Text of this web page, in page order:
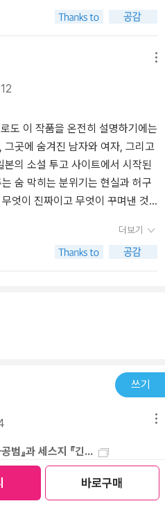
바로구매
장소에 관하여’를 읽고 다같이
느장소에대하여 #긴키지방 #세스
공포 #소설 #서평 #책리뷰 #책읽기
, 심령 스폿 방문 콘텐츠를 촬영
일 등 전혀 무관해 보이는 기묘한
다. 그곳에 있는 것은 무엇인가. 왜
는 왜 이 이야기를 읽는가.작가는
사이트 ‘가쿠요무’에 긴키 지방의
담을 한 편씩 올리기 시작했다. 4
를 중심으로 크게 화제가 되었
간되기에 이른다. 허구를 사실처
법을 영리하게 활용하였는데, 이는
기를 자아내는 가운데 소설 속 이
다. 그리고 이야기가 막바지에 이
의 공포와 맞닥뜨리게 된다. 너무
하다가 꽤 정교하게 내용을 구성
런 기분이 들게 만든 그 짜임새 있
대체 무슨 일이지? 라는 궁금증이
? 라는 궁금증도 커지고. 여름에 읽
운 게 불안해서 전등 스위치에 손이
러
들로 실마리를 얻는지, 혹은 점점
만 재미라는 게 확실하고 그 기이한
기의 분위기에 어울리는, 온라인
학적에서는 무척이나 유효한 장치
가 사실 허구이기에 그게 무슨 큰
지만 작가의 실력에 따라 현실과
힘이 다르니 제대로 걸려 들면 공
시키는데 이만한 것은 없을 듯 하
나아가서는 신뢰?를 유도할 수
식적으로 집어넣는 효과가 있지
밀착시켜 즐기는 사람들은 없을
한 내용이 반복되어도 이 거리감에
하지 않을까.​개인적으로 시라이시
아니었다면 이 책을 구입해보지는
라는 작품으로 대표되듯 모큐멘터
에서 다루어지는 형식이나 틀이
데 그가 이 소설의 감독이라하니 영
(호러)영화의 경우에는 타 장르들
라이시 코지의 특기인 *파운드 푸
팬이라.. 더더욱...기대가 가득차 있
행방불명된 촬영자가 남긴, 또는
화 장르 및 기법으로 모큐멘터리
을 조성함, 시라이시 코지의 특기
인 효과를 발생시키는 파운드 푸티
트로써의 물리적인 지표(소설 끝
도 이 작품을 온전히 설명하기에는
곳에 숨겨진 남자와 여자, 그리고
의 소설 투고 사이트에서 시작된
숨 막히는 분위기는 현실과 허구
엇이 진짜이고 무엇이 꾸며낸 것
. 자신은 오컬트 잡지와 괴담 잡지
동료인 오자와가 실종되었다는
라는 지역과 관련된 기사와
러난다.▫️호러물을 그다지 즐기지
시절의 기억을 떠올리게 했다. '긴
어지는 의문의 사건을 다룬 호러 소
맞고, 반은 틀렸다. 이 작품은 단
현실을 교모하게 뒤섞으며 독자
럼 믿게 만든다.▫️여러 실종 사건
, 실제 사건이 예시로 등장하는 부
더보기
쓰기
범』과 세스지 『긴...
범』과 세스지 『긴키 지방의 어느